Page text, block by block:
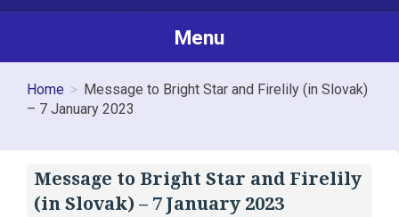
Menu
Home
Message to Bright Star and Firelily (in Slovak)
– 7 January 2023
Message to Bright Star and Firelily
(in Slovak) – 7 January 2023